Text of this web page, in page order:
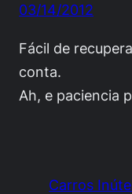
03/14/2012
Fácil de
conta.
Ah, e paciencia
Carros